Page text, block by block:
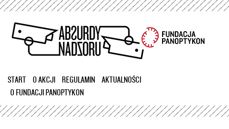
Przejdź
treści
START O AKCJI REGULAMIN
AKTUALNOŚCI
O FUNDACJI PANOPTYKON